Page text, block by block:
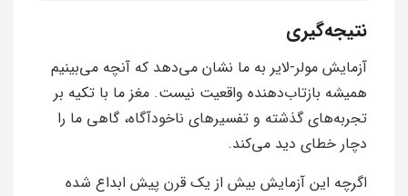
نتیجه‌گیری
آزمایش مولر-لایر به ما نشان می‌دهد که آنچه می‌بینیم
همیشه بازتاب‌دهنده واقعیت نیست. مغز ما با تکیه بر
تجربه‌های گذشته و تفسیرهای ناخودآگاه، گاهی ما را
دچار خطای دید می‌کند.
اگرچه این آزمایش بیش از یک قرن پیش ابداع شده